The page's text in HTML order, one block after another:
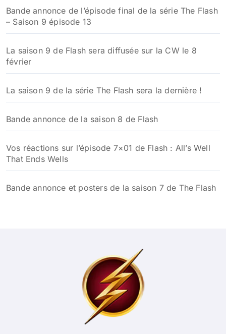
Bande annonce de l’épisode final de la série The Flash
– Saison 9 épisode 13
La saison 9 de Flash sera diffusée sur la CW le 8
février
La saison 9 de la série The Flash sera la dernière !
Bande annonce de la saison 8 de Flash
Vos réactions sur l’épisode 7×01 de Flash : All’s Well
That Ends Wells
Bande annonce et posters de la saison 7 de The Flash